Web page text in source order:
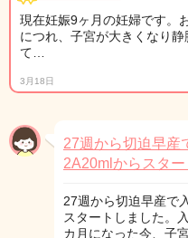
現在妊娠9ヶ月の妊婦です。
につれ、子宮が大きくなり
て…
3月18日
27週から切迫早産
2A20mlからスタ
27週から切迫早産で
スタートしました。
カ月になった今、子